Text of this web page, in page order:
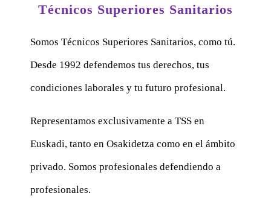
Técnicos Superiores Sanitarios
Somos Técnicos Superiores Sanitarios, como tú.
Desde 1992 defendemos tus derechos, tus
condiciones laborales y tu futuro profesional.
Representamos exclusivamente a TSS en
Euskadi, tanto en Osakidetza como en el ámbito
privado. Somos profesionales defendiendo a
profesionales.